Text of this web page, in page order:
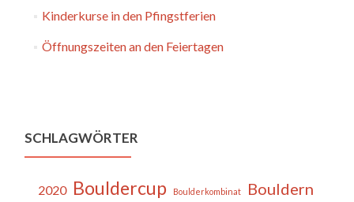
Kinderkurse in den Pfingstferien
Öffnungszeiten an den Feiertagen
SCHLAGWÖRTER
2020 Bouldercup Boulderkombinat
Bouldern